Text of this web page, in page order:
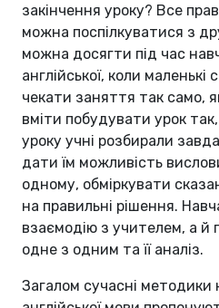
закінчення уроку? Все
можна поспілкуватися з
можна досягти під час
англійської, коли
чекати заняття так само,
вміти побудувати урок
уроку учні розбирали
дати їм можливість
одному, обміркувати
на правильні рішення.
взаємодію з учителем, а й
одне з одним та її аналіз.
Загалом сучасні методики